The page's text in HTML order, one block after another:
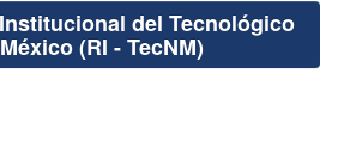
del Tecnológico
(RI - TecNM)